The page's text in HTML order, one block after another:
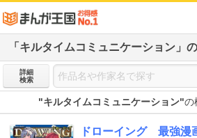
「キルタイムコミュニケーション」
詳細
検索
"キルタイムコミュニケーション"の
ドローイング 最強漫